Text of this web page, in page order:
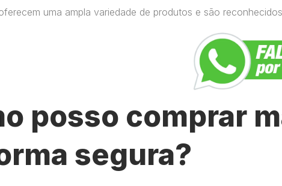
uma ampla variedade de produtos e são
posso comprar
segura?